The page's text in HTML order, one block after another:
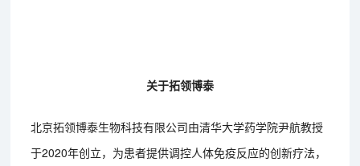
关于拓领博泰
北京拓领博泰生物科技有限公司由清华大学药学院尹航教授
于2020年创立，为患者提供调控人体免疫反应的创新疗法，